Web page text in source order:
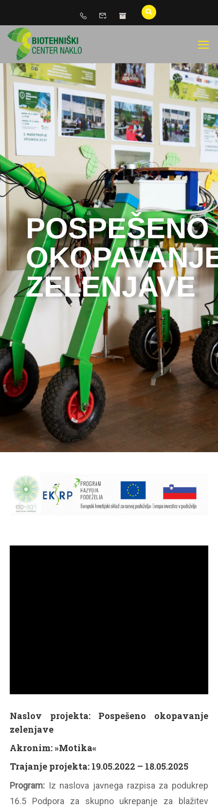
POSPEŠENO
ZELENJAVE
Naslov projekta: Pospešeno okopavanje
zelenjave
Akronim: »Motika«
Trajanje projekta: 19.05.2022 – 18.05.2025
Program: Iz naslova javnega razpisa za podukrep
16.5 Podpora za skupno ukrepanje za blažitev